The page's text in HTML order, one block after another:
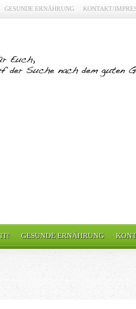
GESUNDE ERNÄHRUNG KONTAKT/
GESUNDE ERNÄHRUNG